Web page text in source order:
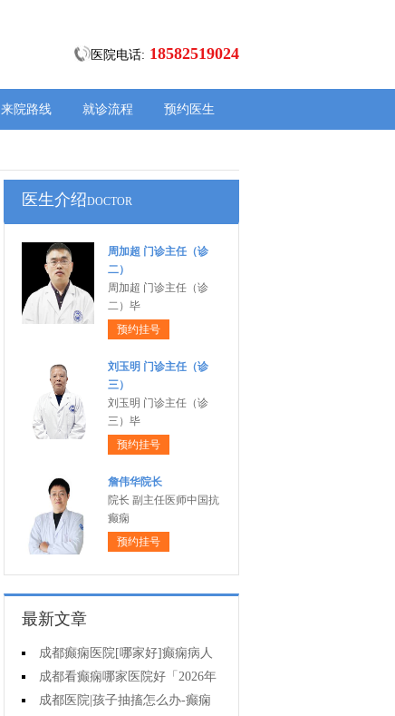
医院电话: 18582519024
来院路线 就诊流程 预约医生
医生介绍DOCTOR
周加超 门诊主任（诊
二）
周加超 门诊主任（诊
二）毕
预约挂号
刘玉明 门诊主任（诊
三）
刘玉明 门诊主任（诊
三）毕
预约挂号
詹伟华院长
院长 副主任医师中国抗
癫痫
预约挂号
最新文章
成都癫痫医院[哪家好]癫痫病人
一定要注意哪些护理问题?
成都看癫痫哪家医院好「2026年
度公布」这些常见的食物能帮助癫
成都医院|孩子抽搐怎么办-癫痫